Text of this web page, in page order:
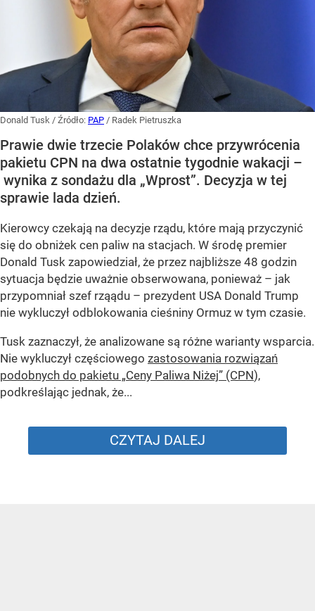
Donald Tusk / Źródło: PAP / Radek Pietruszka
Prawie dwie trzecie Polaków chce przywrócenia
pakietu CPN na dwa ostatnie tygodnie wakacji –
wynika z sondażu dla „Wprost”. Decyzja w tej
sprawie lada dzień.
Kierowcy czekają na decyzje rządu, które mają przyczynić
się do obniżek cen paliw na stacjach. W środę premier
Donald Tusk zapowiedział, że przez najbliższe 48 godzin
sytuacja będzie uważnie obserwowana, ponieważ – jak
przypomniał szef rząądu – prezydent USA Donald Trump
nie wykluczył odblokowania cieśniny Ormuz w tym czasie.
Tusk zaznaczył, że analizowane są różne warianty wsparcia.
Nie wykluczył częściowego zastosowania rozwiązań
podobnych do pakietu „Ceny Paliwa Niżej” (CPN),
podkreślając jednak, że...
CZYTAJ DALEJ